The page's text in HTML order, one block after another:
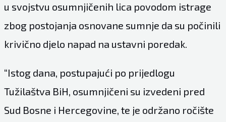
u svojstvu osumnjičenih lica povodom istrage
zbog postojanja osnovane sumnje da su počinili
krivično djelo napad na ustavni poredak.
“Istog dana, postupajući po prijedlogu
Tužilaštva BiH, osumnjičeni su izvedeni pred
Sud Bosne i Hercegovine, te je održano ročište